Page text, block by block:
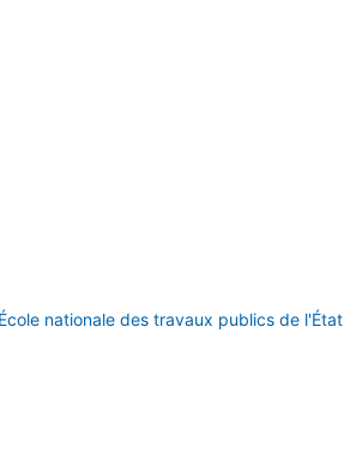
nationale des travaux publics de l'État